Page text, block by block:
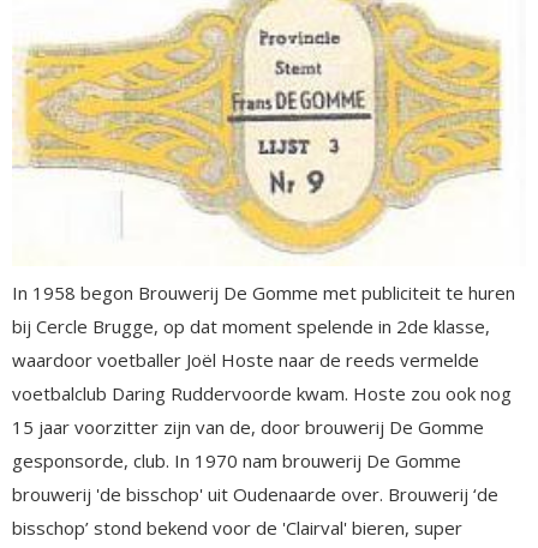
In 1958 begon Brouwerij De Gomme met publiciteit te huren
bij Cercle Brugge, op dat moment spelende in 2de klasse,
waardoor voetballer Joël Hoste naar de reeds vermelde
voetbalclub Daring Ruddervoorde kwam. Hoste zou ook nog
15 jaar voorzitter zijn van de, door brouwerij De Gomme
gesponsorde, club. In 1970 nam brouwerij De Gomme
brouwerij 'de bisschop' uit Oudenaarde over. Brouwerij ‘de
bisschop’ stond bekend voor de 'Clairval' bieren, super